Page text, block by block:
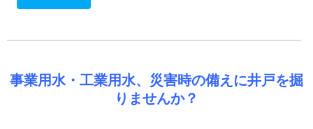
事業用水・工業用水、災害時の備えに井戸を掘
りませんか？